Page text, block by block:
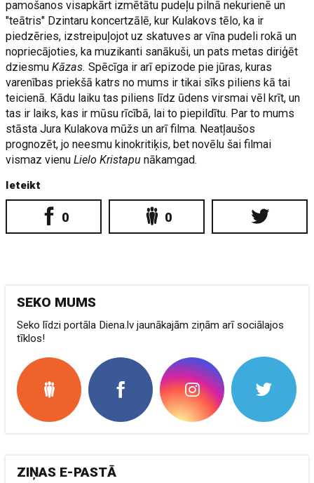
pamošanos visapkārt izmētātu pudeļu pilnā nekurienē un
"teātris" Dzintaru koncertzālē, kur Kulakovs tēlo, ka ir
piedzēries, izstreipuļojot uz skatuves ar vīna pudeli rokā un
nopriecājoties, ka muzikanti sanākuši, un pats metas diriģēt
dziesmuKāzas. Spēcīga ir arī epizode pie jūras, kuras
varenības priekšā katrs no mums ir tikai sīks piliens kā tai
teicienā. Kādu laiku tas piliens līdz ūdens virsmai vēl krīt, un
tas ir laiks, kas ir mūsu rīcībā, lai to piepildītu. Par to mums
stāsta Jura Kulakova mūžs un arī filma. Neatļaušos
prognozēt, jo neesmu kinokritiķis, bet novēlu šai filmai
vismaz vienuLielo Kristapu nākamgad.
Ieteikt
0 0
SEKO MUMS
Seko līdzi portāla Diena.lv jaunākajām ziņām arī sociālajos
tīklos!
ZIŅAS E-PASTĀ